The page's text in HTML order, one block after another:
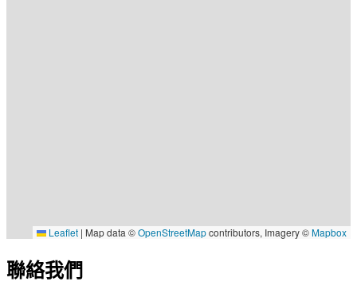
Leaflet | Map data ©OpenStreetMapcontributors, Imagery ©Mapbox
聯絡我們